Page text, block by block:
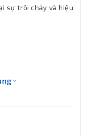
1 x VGA
1 Type-A
sự trôi chảy và hiệu